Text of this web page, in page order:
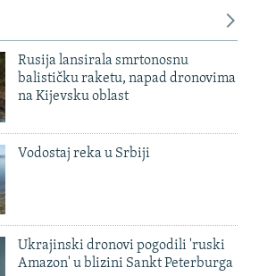
Rusija lansirala smrtonosnu
balističku raketu, napad dronovima
na Kijevsku oblast
Vodostaj reka u Srbiji
Ukrajinski dronovi pogodili 'ruski
Amazon' u blizini Sankt Peterburga